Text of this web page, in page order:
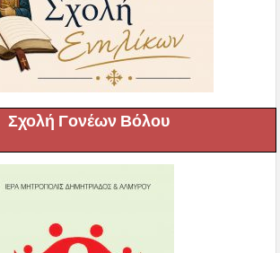
Σχολή Γονέων Βόλου